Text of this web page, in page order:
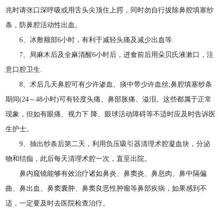
兆时请张口深呼吸或用舌头尖顶住上腭，同时勿自行拔除鼻腔填塞纱
条，防鼻腔活动性出血。
6、冰敷额部6小时，有利于减轻头痛及减少出血等.
7、局麻木后及全麻清醒6小时后，进食前后用朵贝氏液漱口，注
意口腔卫生.
8、术后几天鼻腔可有少许渗血、痰中带少许血丝;鼻腔填塞纱条
期间(24～48小时)可有轻度头痛、鼻部胀痛、溢泪。这些都属于正常
现象，但如有眼痛、视力下 降、眼球活动障碍等不适时应及时告诉医
生护士。
9、抽出纱条后第二天，利用负压吸引器清理术腔凝血块，分泌
物和结痂，此后每天清理术腔一次，直至出院。
鼻内窥镜能够有效治疗诸如鼻炎、鼻窦炎、鼻息肉、鼻中隔偏
曲、鼻出血、鼻窦囊肿、鼻窦良恶性肿瘤等鼻部疾病，如果感到不
适，一定要及时去医院检查治疗。